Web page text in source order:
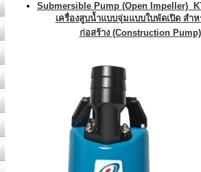
Submersible Pump (Open Impeller)
เครื่องสูบน้ำแบบจุ่มแบบใบพัดเปิด สำห
ก่อสร้าง (Construction Pump)